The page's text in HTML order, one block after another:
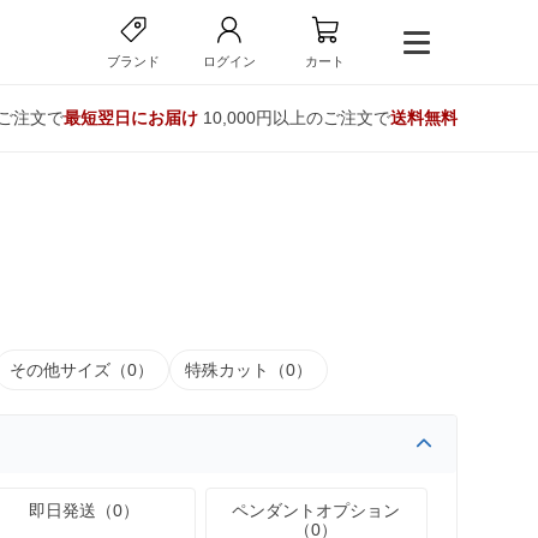
ブランド ログイン カート
注文で最短翌日にお届け10,000円以上のご注文で送料無料
その他サイズ（0） 特殊カット（0）
即日発送（0）
ペンダントオプション
（0）